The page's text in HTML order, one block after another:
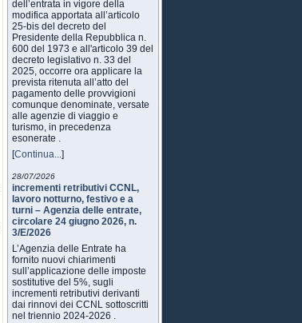
dell’entrata in vigore della
modifica apportata all’articolo
25-bis del decreto del
Presidente della Repubblica n.
600 del 1973 e all'articolo 39 del
decreto legislativo n. 33 del
2025, occorre ora applicare la
prevista ritenuta all’atto del
pagamento delle provvigioni
comunque denominate, versate
alle agenzie di viaggio e
turismo, in precedenza
esonerate .
[Continua...]
28/07/2026
incrementi retributivi CCNL,
lavoro notturno, festivo e a
turni – Agenzia delle entrate,
circolare 24 giugno 2026, n.
3/E/2026
L’Agenzia delle Entrate ha
fornito nuovi chiarimenti
sull’applicazione delle imposte
sostitutive del 5%, sugli
incrementi retributivi derivanti
dai rinnovi dei CCNL sottoscritti
nel triennio 2024-2026 .